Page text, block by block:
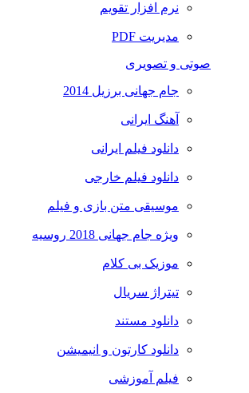
نرم افزار تقویم
مدیریت PDF
صوتی و تصویری
جام جهانی برزیل 2014
آهنگ ایرانی
دانلود فیلم ایرانی
دانلود فیلم خارجی
موسیقی متن بازی و فیلم
ویژه جام جهانی 2018 روسیه
موزیک بی کلام
تیتراژ سریال
دانلود مستند
دانلود کارتون و انیمیشن
فیلم آموزشی